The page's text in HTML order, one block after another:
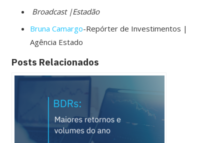
Broadcast |Estadão
Bruna Camargo-Repórter de Investimentos |
Agência Estado
Posts Relacionados